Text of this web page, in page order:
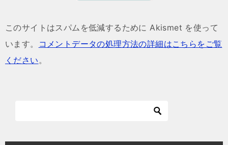
このサイトはスパムを低減するために Akismet を使って
います。
コメントデータの処理方法の詳細はこちらをご覧
ください。